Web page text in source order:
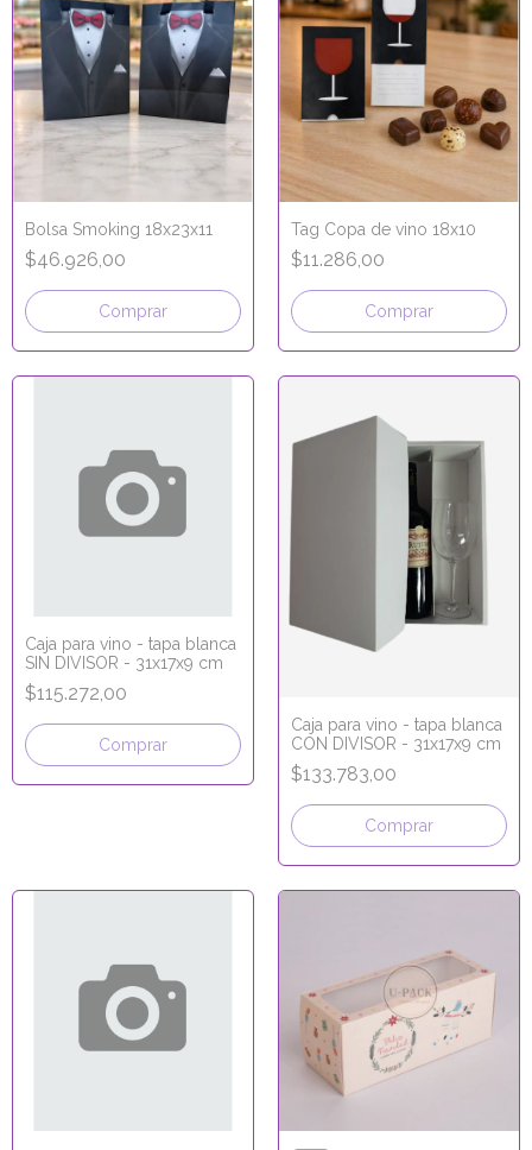
Bolsa Smoking 18x23x11
$46.926,00
Comprar
Tag Copa de vino 18x10
$11.286,00
Comprar
Caja para vino - tapa blanca
SIN DIVISOR - 31x17x9 cm
$115.272,00
Comprar
Caja para vino - tapa blanca
CON DIVISOR - 31x17x9 cm
$133.783,00
Comprar